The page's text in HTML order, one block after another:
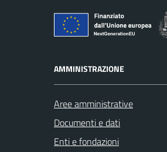
AMMINISTRAZIONE
Aree amministrative
Documenti e dati
Enti e fondazioni